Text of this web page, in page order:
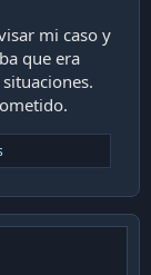
mi caso y
que era